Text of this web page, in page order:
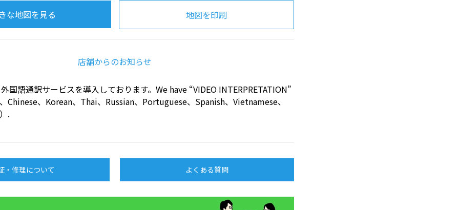
な地図を見る 地図を印刷
店舗からのお知らせ
国語通訳サービスを導入しております。We have “VIDEO INTERPRETATION”
Chinese、Korean、Thai、Russian、Portuguese、Spanish、Vietnamese、
.
・修理について よくある質問